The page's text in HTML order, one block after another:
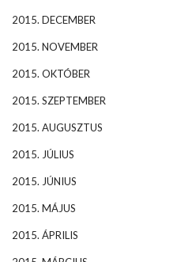
2015. DECEMBER
2015. NOVEMBER
2015. OKTÓBER
2015. SZEPTEMBER
2015. AUGUSZTUS
2015. JÚLIUS
2015. JÚNIUS
2015. MÁJUS
2015. ÁPRILIS